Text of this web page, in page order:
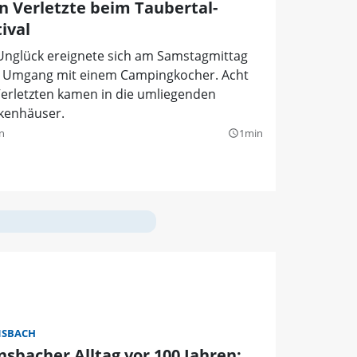
Verletzte beim Taubertal-
ereignete sich am Samstagmittag
mit einem Campingkocher. Acht
kamen in die umliegenden
query_builder1min